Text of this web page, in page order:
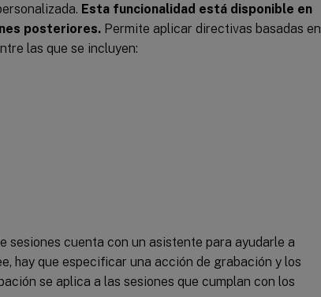
Esta funcionalidad está disponible en
posteriores. Permite aplicar directivas basadas en
las que se incluyen:
sesiones cuenta con un asistente para ayudarle a
hay que especificar una acción de grabación y los
se aplica a las sesiones que cumplan con los